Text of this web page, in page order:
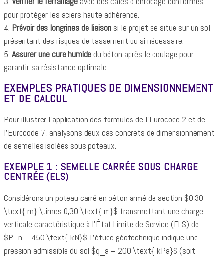
pour protéger les aciers haute adhérence.
4. Prévoir des longrines de liaison si le projet se situe sur un sol
présentant des risques de tassement ou si nécessaire.
5. Assurer une cure humidedu béton après le coulage pour
garantir sa résistance optimale.
EXEMPLES PRATIQUES DE DIMENSIONNEMENT
ET DE CALCUL
Pour illustrer l'application des formules de l'Eurocode 2 et de
l'Eurocode 7, analysons deux cas concrets de dimensionnement
de semelles isolées sous poteaux.
EXEMPLE 1 : SEMELLE CARRÉE SOUS CHARGE
CENTRÉE (ELS)
Considérons un poteau carré en béton armé de section $0,30
\text{ m} \times 0,30 \text{ m}$ transmettant une charge
verticale caractéristique à l'État Limite de Service (ELS) de
$P_n = 450 \text{ kN}$. L'étude géotechnique indique une
pression admissible du sol $q_a = 200 \text{ kPa}$ (soit